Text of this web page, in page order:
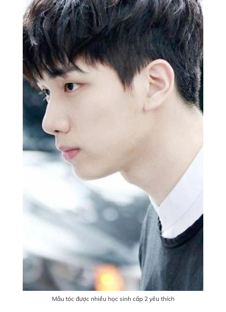
Mẫu tóc được nhiều học sinh cấp 2 yêu thích